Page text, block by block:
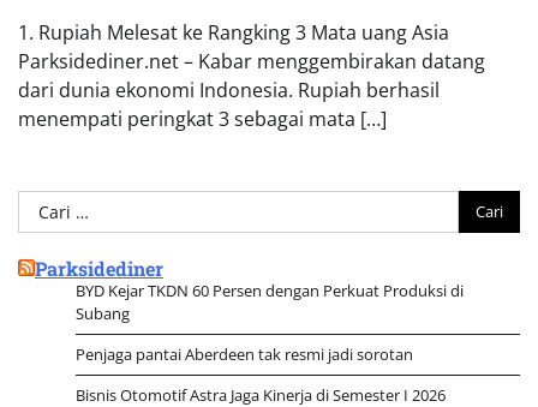
1. Rupiah Melesat ke Rangking 3 Mata uang Asia
Parksidediner.net – Kabar menggembirakan datang
dari dunia ekonomi Indonesia. Rupiah berhasil
menempati peringkat 3 sebagai mata […]
Cari
untuk:
Parksidediner
BYD Kejar TKDN 60 Persen dengan Perkuat Produksi di
Subang
Penjaga pantai Aberdeen tak resmi jadi sorotan
Bisnis Otomotif Astra Jaga Kinerja di Semester I 2026